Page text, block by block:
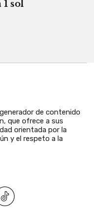
1 sol
de contenido
que ofrece a sus
orientada por la
y el respeto a la